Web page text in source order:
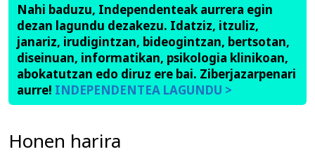
Nahi baduzu, Independenteak aurrera egin
dezan lagundu dezakezu. Idatziz, itzuliz,
janariz, irudigintzan, bideogintzan, bertsotan,
diseinuan, informatikan, psikologia klinikoan,
abokatutzan edo diruz ere bai. Ziberjazarpenari
aurre! INDEPENDENTEA LAGUNDU >
Honen harira